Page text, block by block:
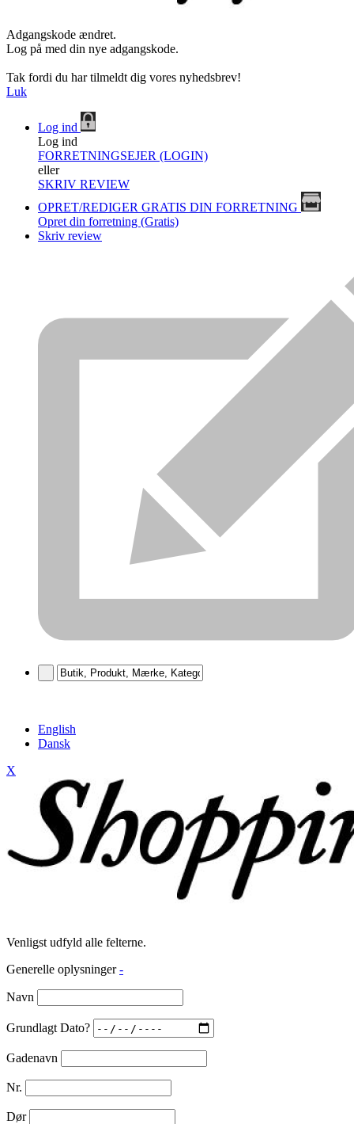
Adgangskode ændret.
Log på med din nye adgangskode.
Tak fordi du har tilmeldt dig vores nyhedsbrev!
Luk
Log ind
Log ind
FORRETNINGSEJER (LOGIN)
eller
SKRIV REVIEW
OPRET/REDIGER GRATIS DIN FORRETNING
Opret din forretning (Gratis)
Skriv review
English
Dansk
X
Venligst udfyld alle felterne.
Generelle oplysninger -
Navn
Grundlagt Dato?
Gadenavn
Nr.
Dør